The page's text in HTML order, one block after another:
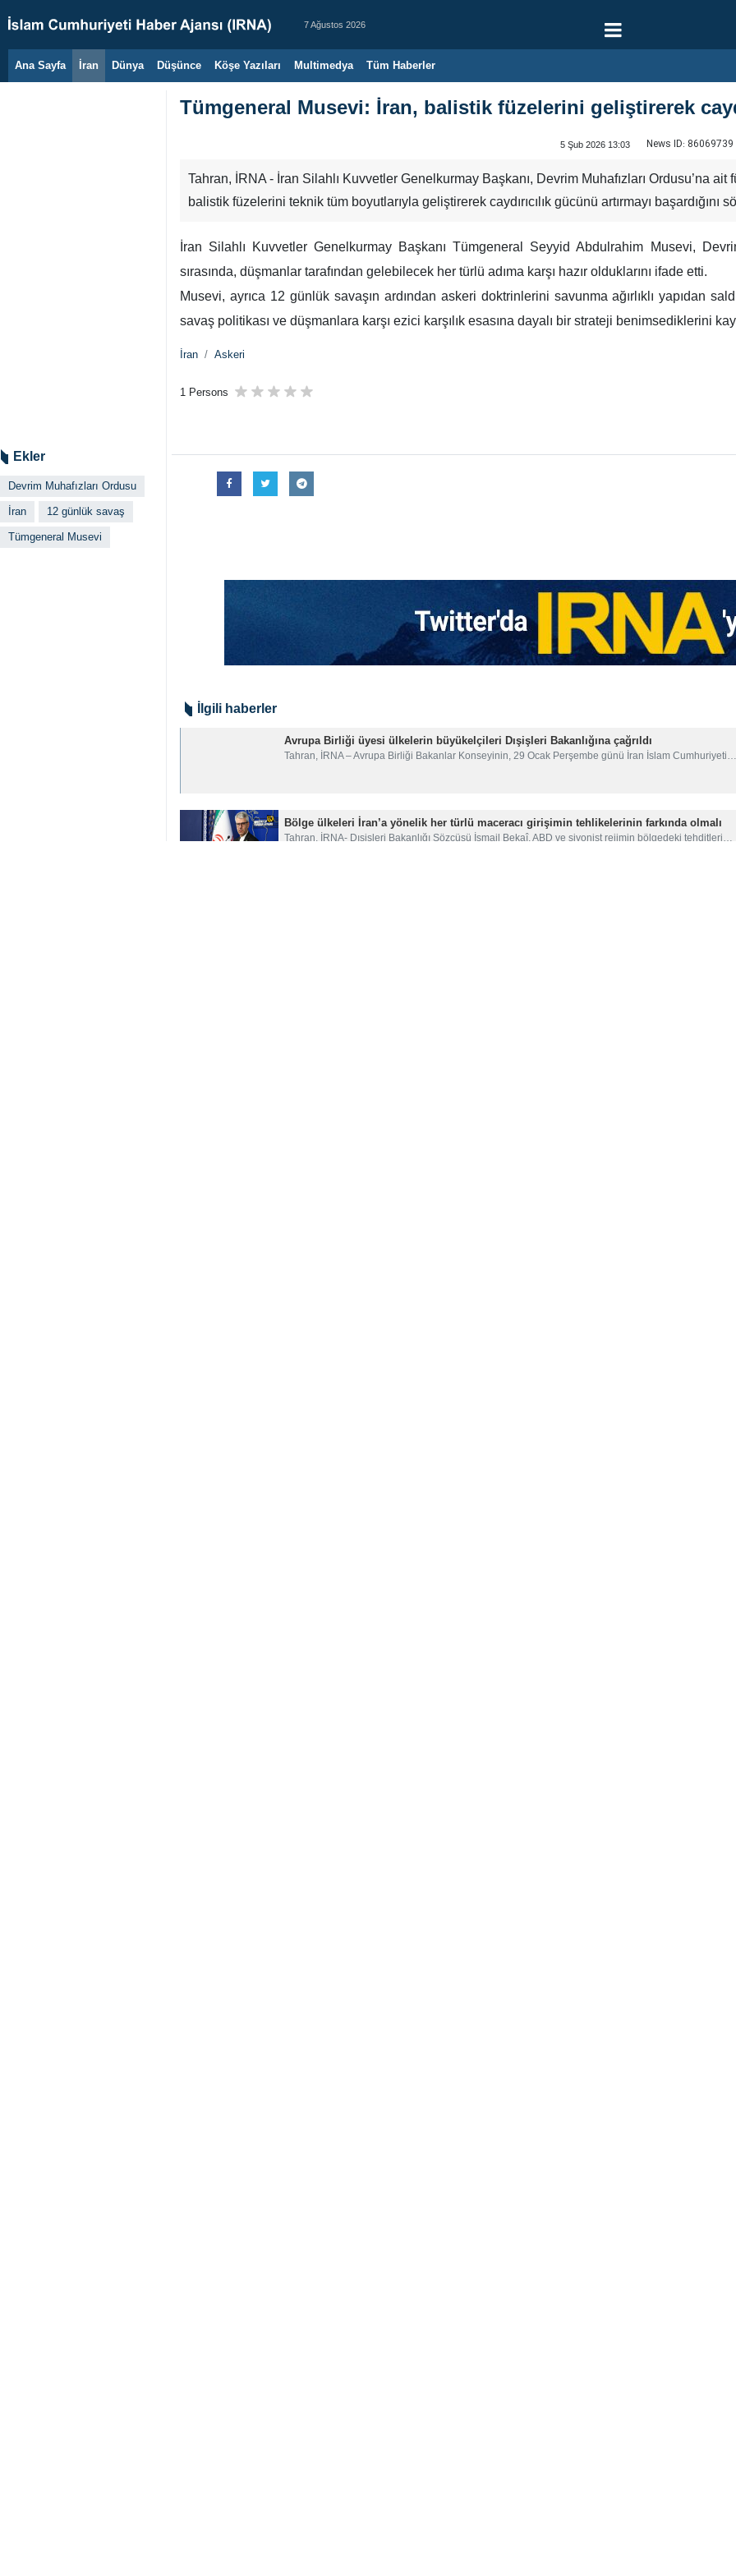
7 Ağustos 2026
Ana Sayfa İran Dünya Düşünce Köşe Yazıları Multimedya Tüm Haberler
Tümgeneral Musevi: İran, balistik füzelerini geliştirerek
5 Şub 2026 13:03 News ID: 86069739
Tahran, İRNA - İran Silahlı Kuvvetler Genelkurmay Başkanı, Devrim Muhafızları Ordusu’na ait
balistik füzelerini teknik tüm boyutlarıyla geliştirerek caydırıcılık gücünü artırmayı başardığını
İran Silahlı Kuvvetler Genelkurmay Başkanı Tümgeneral Seyyid Abdulrahim Musevi,
sırasında, düşmanlar tarafından gelebilecek her türlü adıma karşı hazır olduklarını ifade etti.
Musevi, ayrıca 12 günlük savaşın ardından askeri doktrinlerini savunma ağırlıklı yapıdan
savaş politikası ve düşmanlara karşı ezici karşılık esasına dayalı bir strateji benimsediklerini
İran Askeri
1 Persons
Ekler
Devrim Muhafızları Ordusu
İran 12 günlük savaş
Tümgeneral Musevi
İlgili haberler
Avrupa Birliği üyesi ülkelerin büyükelçileri Dışişleri Bakanlığına çağrıldı
Tahran, İRNA – Avrupa Birliği Bakanlar Konseyinin, 29 Ocak Perşembe günü İran İslam Cumhuriyeti…
Bölge ülkeleri İran’a yönelik her türlü maceracı girişimin tehlikelerinin farkında olmalı
Tahran, İRNA- Dışişleri Bakanlığı Sözcüsü İsmail Bekaî, ABD ve siyonist rejimin bölgedeki tehditleri…